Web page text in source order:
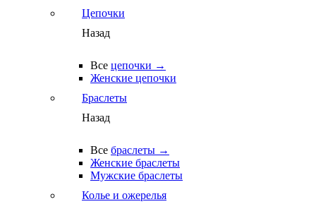
Цепочки
Назад
Все цепочки →
Женские цепочки
Браслеты
Назад
Все браслеты →
Женские браслеты
Мужские браслеты
Колье и ожерелья